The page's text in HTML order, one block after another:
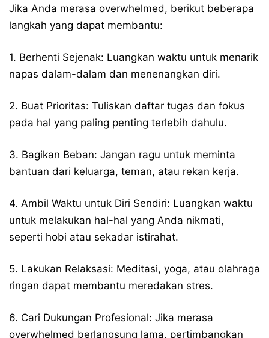
Jika Anda merasa overwhelmed, berikut beberapa
langkah yang dapat membantu:
1. Berhenti Sejenak: Luangkan waktu untuk menarik
napas dalam-dalam dan menenangkan diri.
2. Buat Prioritas: Tuliskan daftar tugas dan fokus
pada hal yang paling penting terlebih dahulu.
3. Bagikan Beban: Jangan ragu untuk meminta
bantuan dari keluarga, teman, atau rekan kerja.
4. Ambil Waktu untuk Diri Sendiri: Luangkan waktu
untuk melakukan hal-hal yang Anda nikmati,
seperti hobi atau sekadar istirahat.
5. Lakukan Relaksasi: Meditasi, yoga, atau olahraga
ringan dapat membantu meredakan stres.
6. Cari Dukungan Profesional: Jika merasa
overwhelmed berlangsung lama, pertimbangkan